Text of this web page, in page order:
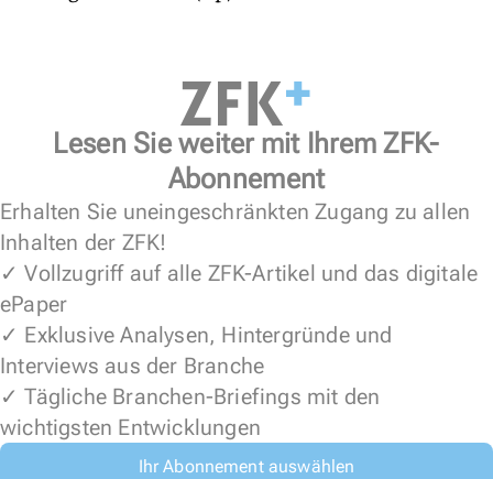
Lesen Sie weiter mit Ihrem ZFK-
Abonnement
Erhalten Sie uneingeschränkten Zugang zu allen
Inhalten der ZFK!
✓ Vollzugriff auf alle ZFK-Artikel und das digitale
ePaper
✓ Exklusive Analysen, Hintergründe und
Interviews aus der Branche
✓ Tägliche Branchen-Briefings mit den
wichtigsten Entwicklungen
Ihr Abonnement auswählen